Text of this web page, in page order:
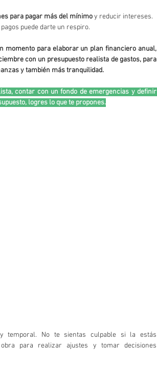
para pagar más del mínimo y reducir intereses.
puede darte un respiro.
momento para elaborar un plan financiero anual,
con un presupuesto realista de gastos, para
y también más tranquilidad.
contar con un fondo de emergencias y definir
logres lo que te propones.
temporal. No te sientas culpable si la estás
para realizar ajustes y tomar decisiones